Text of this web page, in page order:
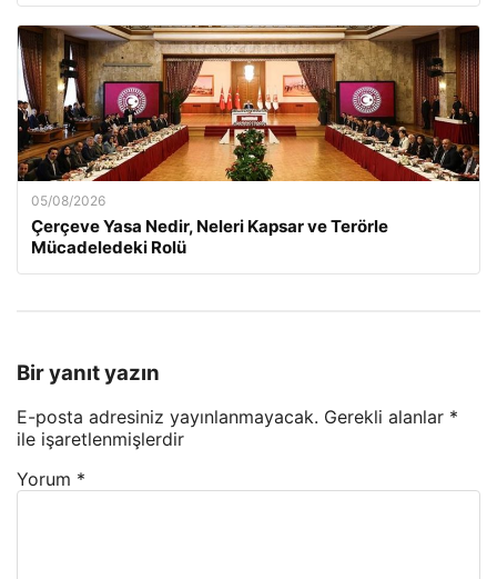
05/08/2026
Çerçeve Yasa Nedir, Neleri Kapsar ve Terörle
Mücadeledeki Rolü
Bir yanıt yazın
E-posta adresiniz yayınlanmayacak. Gerekli alanlar *
ile işaretlenmişlerdir
Yorum *